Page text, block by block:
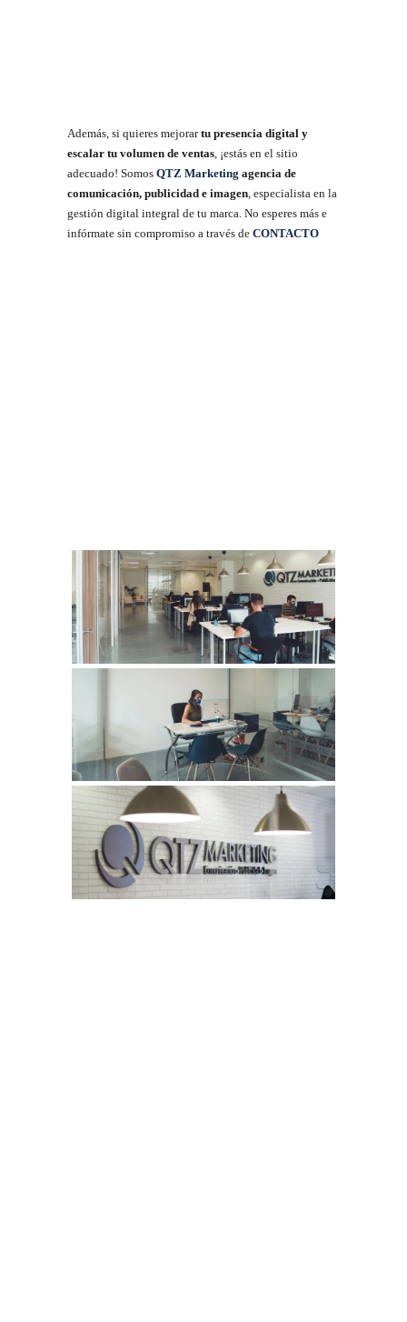
Además, si quieres mejorartu presencia digital y
escalar tu volumen de ventas , ¡estás en el sitio
adecuado! Somos QTZ Marketing agencia de
comunicación, publicidad e imagen , especialista en la
gestión digital integral de tu marca. No esperes más e
infórmate sin compromiso a través de CONTACTO